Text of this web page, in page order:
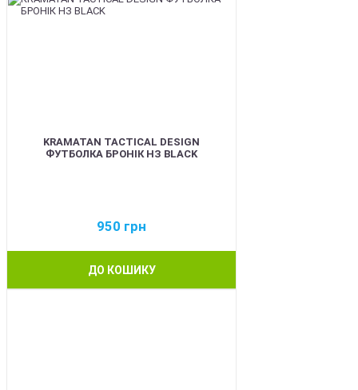
KRAMATAN TACTICAL DESIGN
ФУТБОЛКА БРОНІК НЗ BLACK
950 грн
ДО КОШИКУ